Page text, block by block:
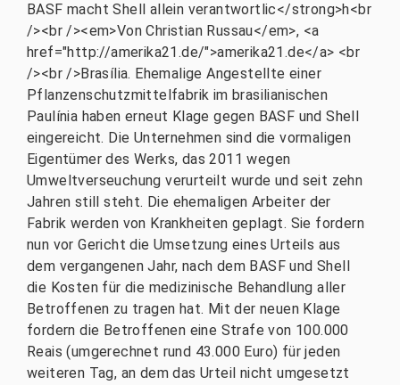
BASF macht Shell allein verantwortlic</strong>h<br
/><br /><em>Von Christian Russau</em>, <a
href="http://amerika21.de/">amerika21.de</a> <br
/><br />Brasília. Ehemalige Angestellte einer
Pflanzenschutzmittelfabrik im brasilianischen
Paulínia haben erneut Klage gegen BASF und Shell
eingereicht. Die Unternehmen sind die vormaligen
Eigentümer des Werks, das 2011 wegen
Umweltverseuchung verurteilt wurde und seit zehn
Jahren still steht. Die ehemaligen Arbeiter der
Fabrik werden von Krankheiten geplagt. Sie fordern
nun vor Gericht die Umsetzung eines Urteils aus
dem vergangenen Jahr, nach dem BASF und Shell
die Kosten für die medizinische Behandlung aller
Betroffenen zu tragen hat. Mit der neuen Klage
fordern die Betroffenen eine Strafe von 100.000
Reais (umgerechnet rund 43.000 Euro) für jeden
weiteren Tag, an dem das Urteil nicht umgesetzt